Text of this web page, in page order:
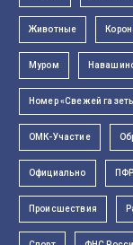
Животные
Муром
Номер «Свежей
ОМК-Участие
Официально ПФР
Происшествия